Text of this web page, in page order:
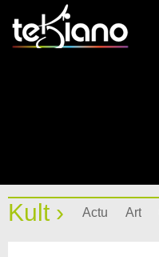
Kult › Actu Art